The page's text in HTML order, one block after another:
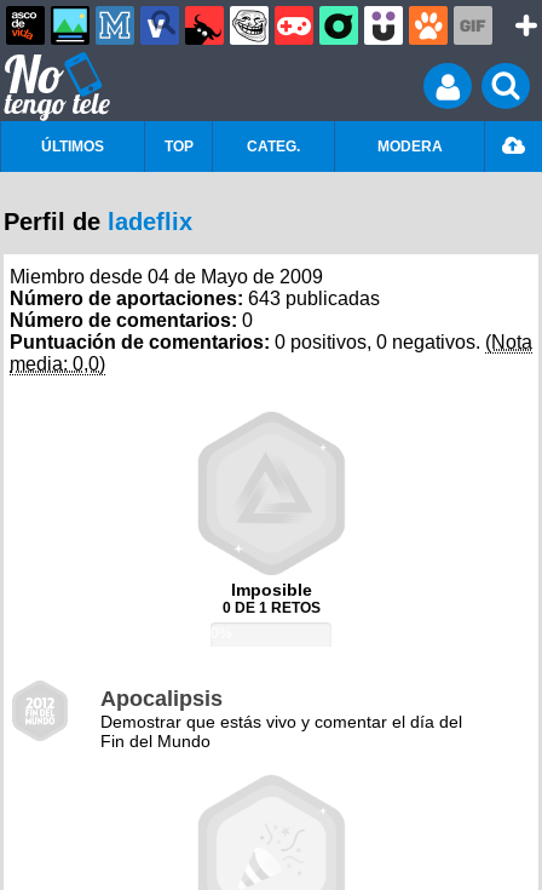
ÚLTIMOS TOP CATEG. MODERA
Perfil de ladeflix
Miembro desde 04 de Mayo de 2009
Número de aportaciones: 643 publicadas
Número de comentarios: 0
Puntuación de comentarios: 0 positivos, 0 negativos. (Nota
media: 0,0)
Imposible
0 DE 1 RETOS
Apocalipsis
Demostrar que estás vivo y comentar el día del
Fin del Mundo